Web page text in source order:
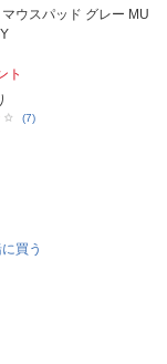
ウスパッド グレー MU
ト
(7)
買う